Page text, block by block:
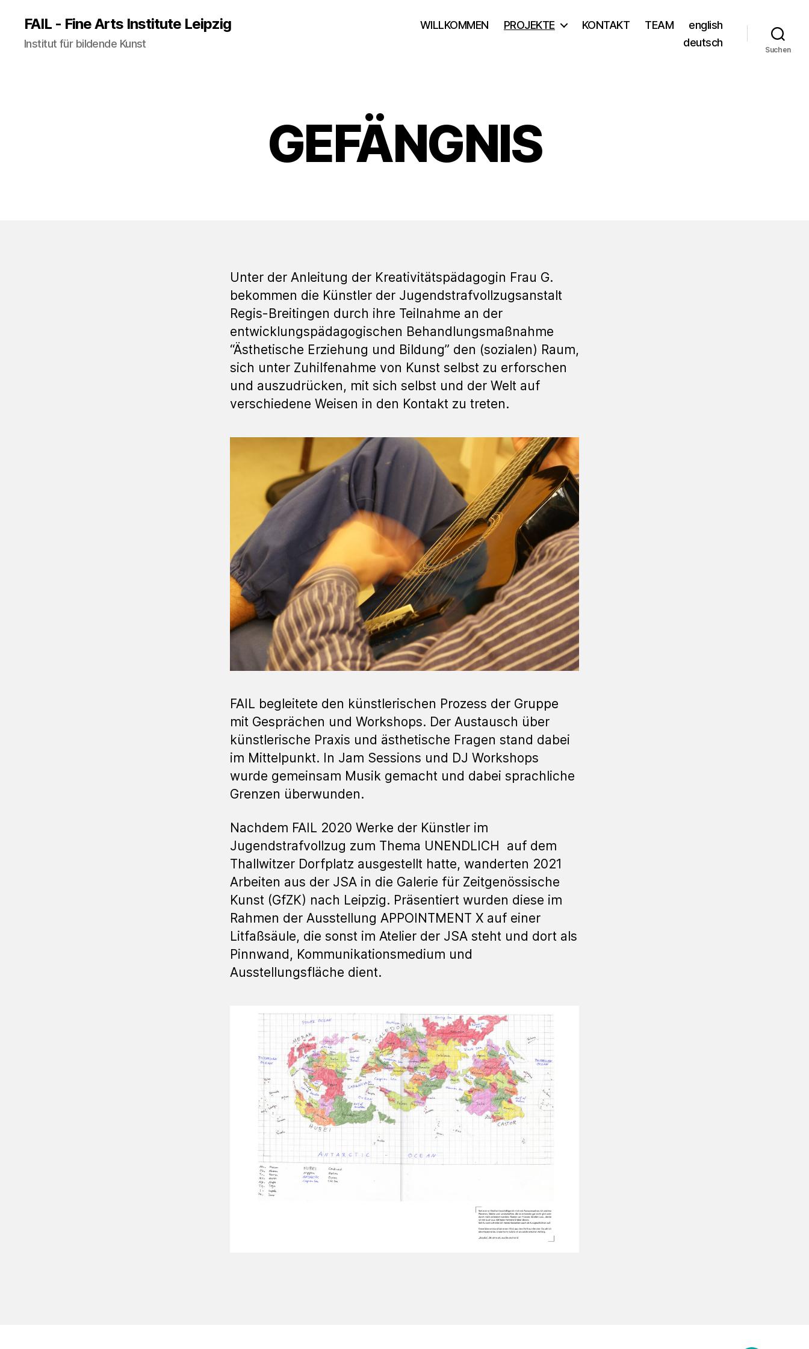
FAIL - Fine Arts Institute Leipzig
Institut für bildende Kunst
WILLKOMMEN PROJEKTE KONTAKT TEAM
english
deutsch
Suchen
GEFÄNGNIS
Unter der Anleitung der Kreativitätspädagogin Frau G.
bekommen die Künstler der Jugendstrafvollzugsanstalt
Regis-Breitingen durch ihre Teilnahme an der
entwicklungspädagogischen Behandlungsmaßnahme
“Ästhetische Erziehung und Bildung” den (sozialen) Raum,
sich unter Zuhilfenahme von Kunst selbst zu erforschen
und auszudrücken, mit sich selbst und der Welt auf
verschiedene Weisen in den Kontakt zu treten.
FAIL begleitete den künstlerischen Prozess der Gruppe
mit Gesprächen und Workshops. Der Austausch über
künstlerische Praxis und ästhetische Fragen stand dabei
im Mittelpunkt. In Jam Sessions und DJ Workshops
wurde gemeinsam Musik gemacht und dabei sprachliche
Grenzen überwunden.
Nachdem FAIL 2020 Werke der Künstler im
Jugendstrafvollzug zum Thema UNENDLICH auf dem
Thallwitzer Dorfplatz ausgestellt hatte, wanderten 2021
Arbeiten aus der JSA in die Galerie für Zeitgenössische
Kunst (GfZK) nach Leipzig. Präsentiert wurden diese im
Rahmen der Ausstellung APPOINTMENT X auf einer
Litfaßsäule, die sonst im Atelier der JSA steht und dort als
Pinnwand, Kommunikationsmedium und
Ausstellungsfläche dient.